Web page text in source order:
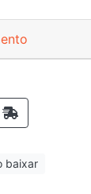
baixar